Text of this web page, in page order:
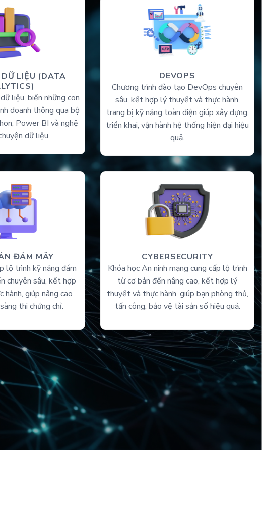
LIỆU (DATA
liệu, biến những con
doanh thông qua bộ
Power BI và nghệ
dữ liệu.
DEVOPS
Chương trình đào tạo DevOps chuyên
sâu, kết hợp lý thuyết và thực hành,
trang bị kỹ năng toàn diện giúp xây dựng,
triển khai, vận hành hệ thống hiện đại hiệu
quả.
ĐÁM MÂY
lộ trình kỹ năng đám
chuyên sâu, kết hợp
giúp nâng cao
thi chứng chỉ.
CYBERSECURITY
Khóa học An ninh mạng cung cấp lộ trình
từ cơ bản đến nâng cao, kết hợp lý
thuyết và thực hành, giúp bạn phòng thủ,
tấn công, bảo vệ tài sản số hiệu quả.